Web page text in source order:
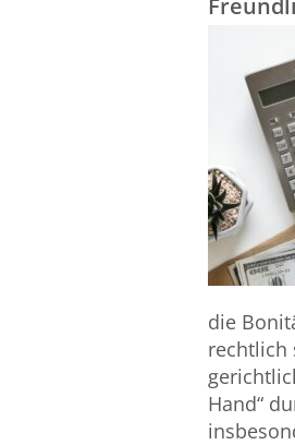
die
rechtlich
Hand“